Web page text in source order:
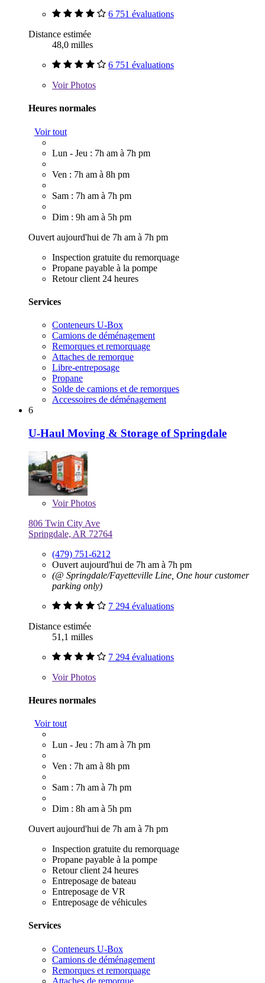
6 751 évaluations
Distance estimée
48,0 milles
6 751 évaluations
VoirPhotos
Heures normales
Voir tout
Lun - Jeu : 7h am à 7h pm
Ven : 7h am à 8h pm
Sam : 7h am à 7h pm
Dim : 9h am à 5h pm
Ouvert aujourd'hui de 7h am à 7h pm
Inspection gratuite du remorquage
Propane payable à la pompe
Retour client 24 heures
Services
Conteneurs U-Box
Camions de déménagement
Remorques et remorquage
Attaches de remorque
Libre-entreposage
Propane
Solde de camions et de remorques
Accessoires de déménagement
6
U-Haul Moving & Storage of Springdale
VoirPhotos
806 Twin City Ave
Springdale, AR 72764
(479) 751-6212
Ouvert aujourd'hui de 7h am à 7h pm
(@ Springdale/Fayetteville Line, One hour customer
parking only)
7 294 évaluations
Distance estimée
51,1 milles
7 294 évaluations
VoirPhotos
Heures normales
Voir tout
Lun - Jeu : 7h am à 7h pm
Ven : 7h am à 8h pm
Sam : 7h am à 7h pm
Dim : 8h am à 5h pm
Ouvert aujourd'hui de 7h am à 7h pm
Inspection gratuite du remorquage
Propane payable à la pompe
Retour client 24 heures
Entreposage de bateau
Entreposage de VR
Entreposage de véhicules
Services
Conteneurs U-Box
Camions de déménagement
Remorques et remorquage
Attaches de remorque